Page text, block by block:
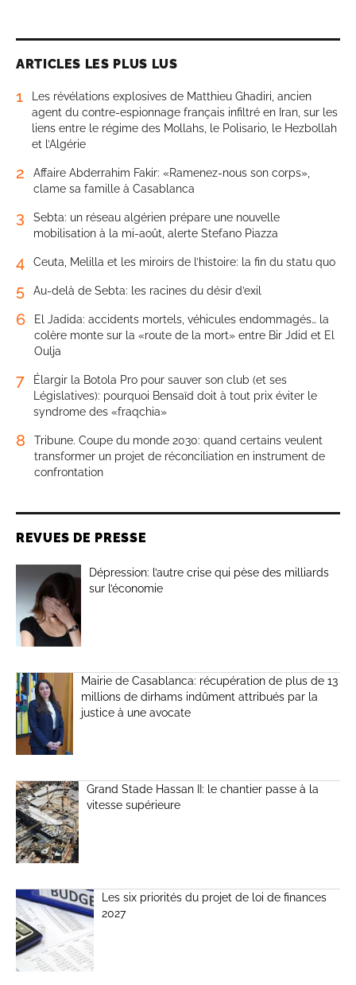
ARTICLES LES PLUS LUS
1
Les révélations explosives de Matthieu Ghadiri, ancien
agent du contre-espionnage français infiltré en Iran, sur les
liens entre le régime des Mollahs, le Polisario, le Hezbollah
et l’Algérie
2
Affaire Abderrahim Fakir: «Ramenez-nous son corps»,
clame sa famille à Casablanca
3
Sebta: un réseau algérien prépare une nouvelle
mobilisation à la mi-août, alerte Stefano Piazza
4 Ceuta, Melilla et les miroirs de l’histoire: la fin du statu quo
5 Au-delà de Sebta: les racines du désir d’exil
6
El Jadida: accidents mortels, véhicules endommagés… la
colère monte sur la «route de la mort» entre Bir Jdid et El
Oulja
7
Élargir la Botola Pro pour sauver son club (et ses
Législatives): pourquoi Bensaïd doit à tout prix éviter le
syndrome des «fraqchia»
8
Tribune. Coupe du monde 2030: quand certains veulent
transformer un projet de réconciliation en instrument de
confrontation
REVUES DE PRESSE
Dépression: l’autre crise qui pèse des milliards
sur l’économie
Mairie de Casablanca: récupération de plus de 13
millions de dirhams indûment attribués par la
justice à une avocate
Grand Stade Hassan II: le chantier passe à la
vitesse supérieure
Les six priorités du projet de loi de finances
2027